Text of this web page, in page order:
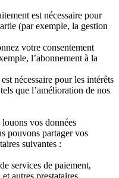
est nécessaire pour
(par exemple, la gestion
votre consentement
l’abonnement à la
nécessaire pour les intérêts
que l’amélioration de nos
vos données
pouvons partager vos
suivantes :
services de paiement,